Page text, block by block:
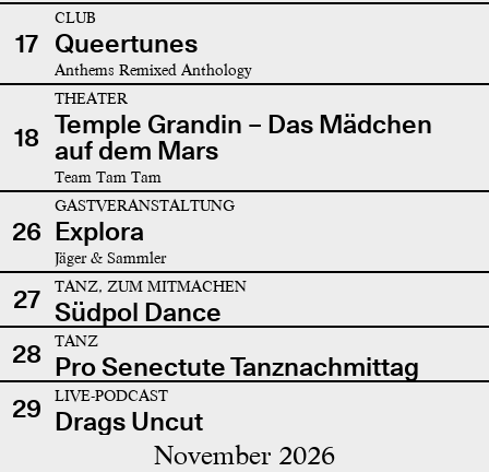
17
CLUB
Queertunes
Anthems Remixed Anthology
18
THEATER
Temple Grandin – Das Mädchen
auf dem Mars
Team Tam Tam
26
GASTVERANSTALTUNG
Explora
Jäger & Sammler
27 TANZ, ZUM MITMACHEN
Südpol Dance
28
TANZ
Pro Senectute Tanznachmittag
29
LIVE-PODCAST
Drags Uncut
November 2026